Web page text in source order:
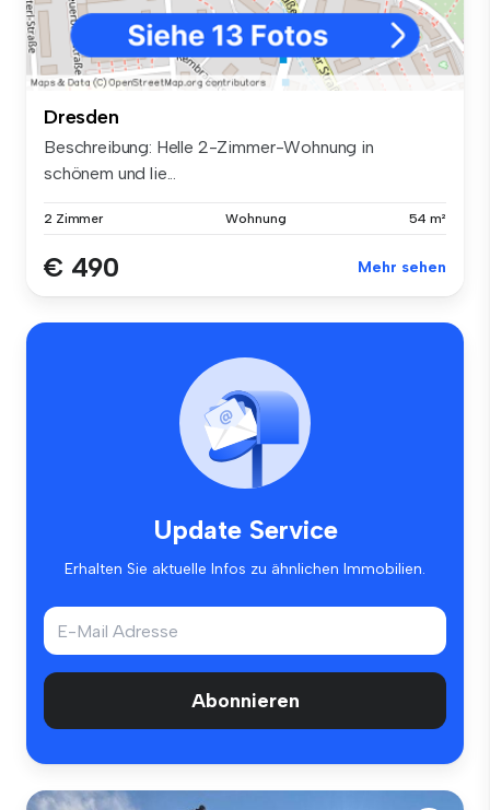
Dresden
Beschreibung: Helle 2-Zimmer-Wohnung in
schönem und lie...
2 Zimmer Wohnung 54 m²
€ 490 Mehr sehen
Update Service
Erhalten Sie aktuelle Infos zu ähnlichen Immobilien.
Abonnieren